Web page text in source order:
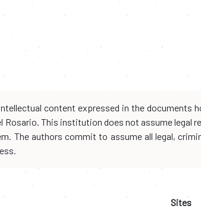
content expressed in the
Rosario. This institution does not assume
The authors commit to assume all legal,
Sites